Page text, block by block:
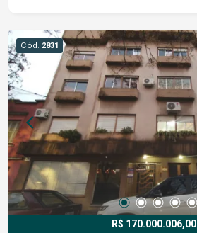
Cód. 2831
R$ 170.000.006,00